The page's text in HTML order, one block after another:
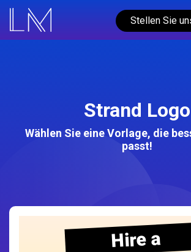
Stellen Sie
Strand Logo
Wählen Sie eine Vorlage, die
passt!
Hire a